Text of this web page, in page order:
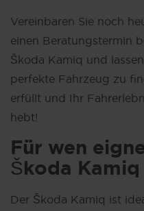
Vereinbaren Sie noch
einen Beratungstermin
Škoda Kamiq und
perfekte Fahrzeug zu
erfüllt und Ihr
hebt!
Für wen
Škoda Kamiq
Der Škoda Kamiq ist